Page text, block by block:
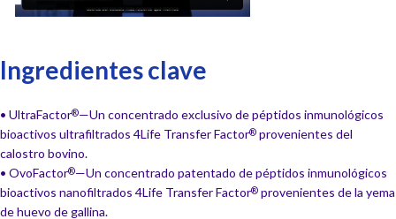
Ingredientes clave
• UltraFactor®—Un concentrado exclusivo de péptidos inmunológicos
bioactivos ultrafiltrados 4Life Transfer Factor® provenientes del
calostro bovino.
• OvoFactor®—Un concentrado patentado de péptidos inmunológicos
bioactivos nanofiltrados 4Life Transfer Factor® provenientes de la yema
de huevo de gallina.